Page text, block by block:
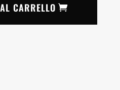
CARRELLO